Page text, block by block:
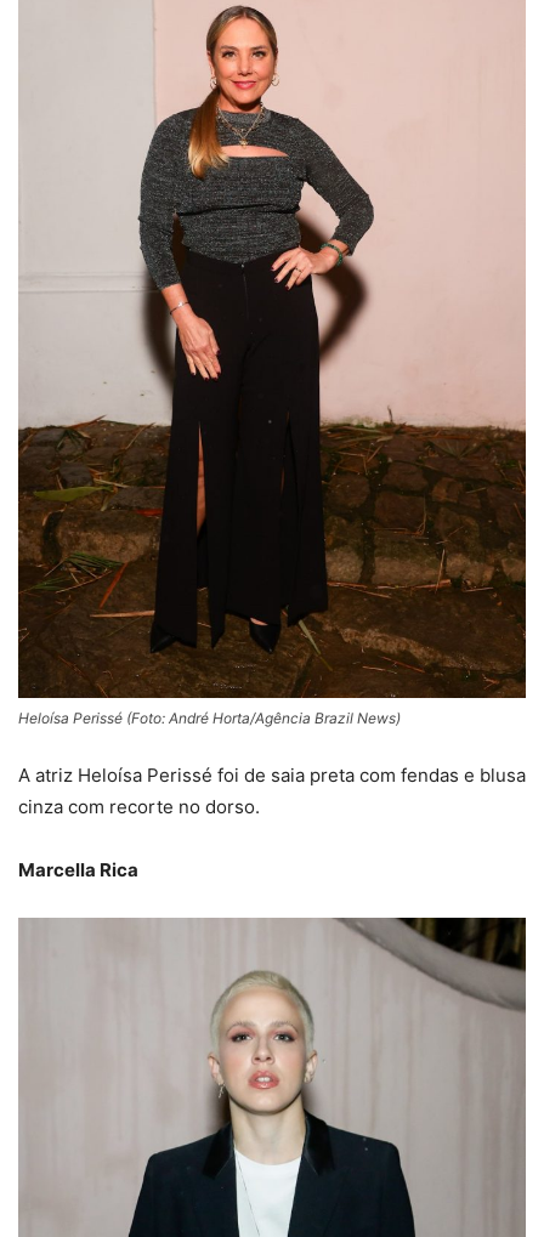
Heloísa Perissé (Foto: André Horta/Agência Brazil News)
A atriz Heloísa Perissé foi de saia preta com fendas e blusa
cinza com recorte no dorso.
Marcella Rica